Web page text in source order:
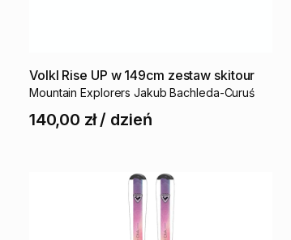
Volkl Rise UP w 149cm zestaw skitour
Mountain Explorers Jakub Bachleda-Curuś
140,00 zł/ dzień